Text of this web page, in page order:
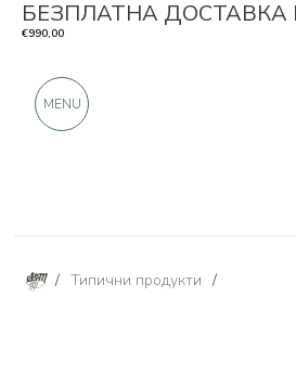
/ Типични продукти /
БЕЗПЛАТНА ДОСТАВКА
€990,00
MENU